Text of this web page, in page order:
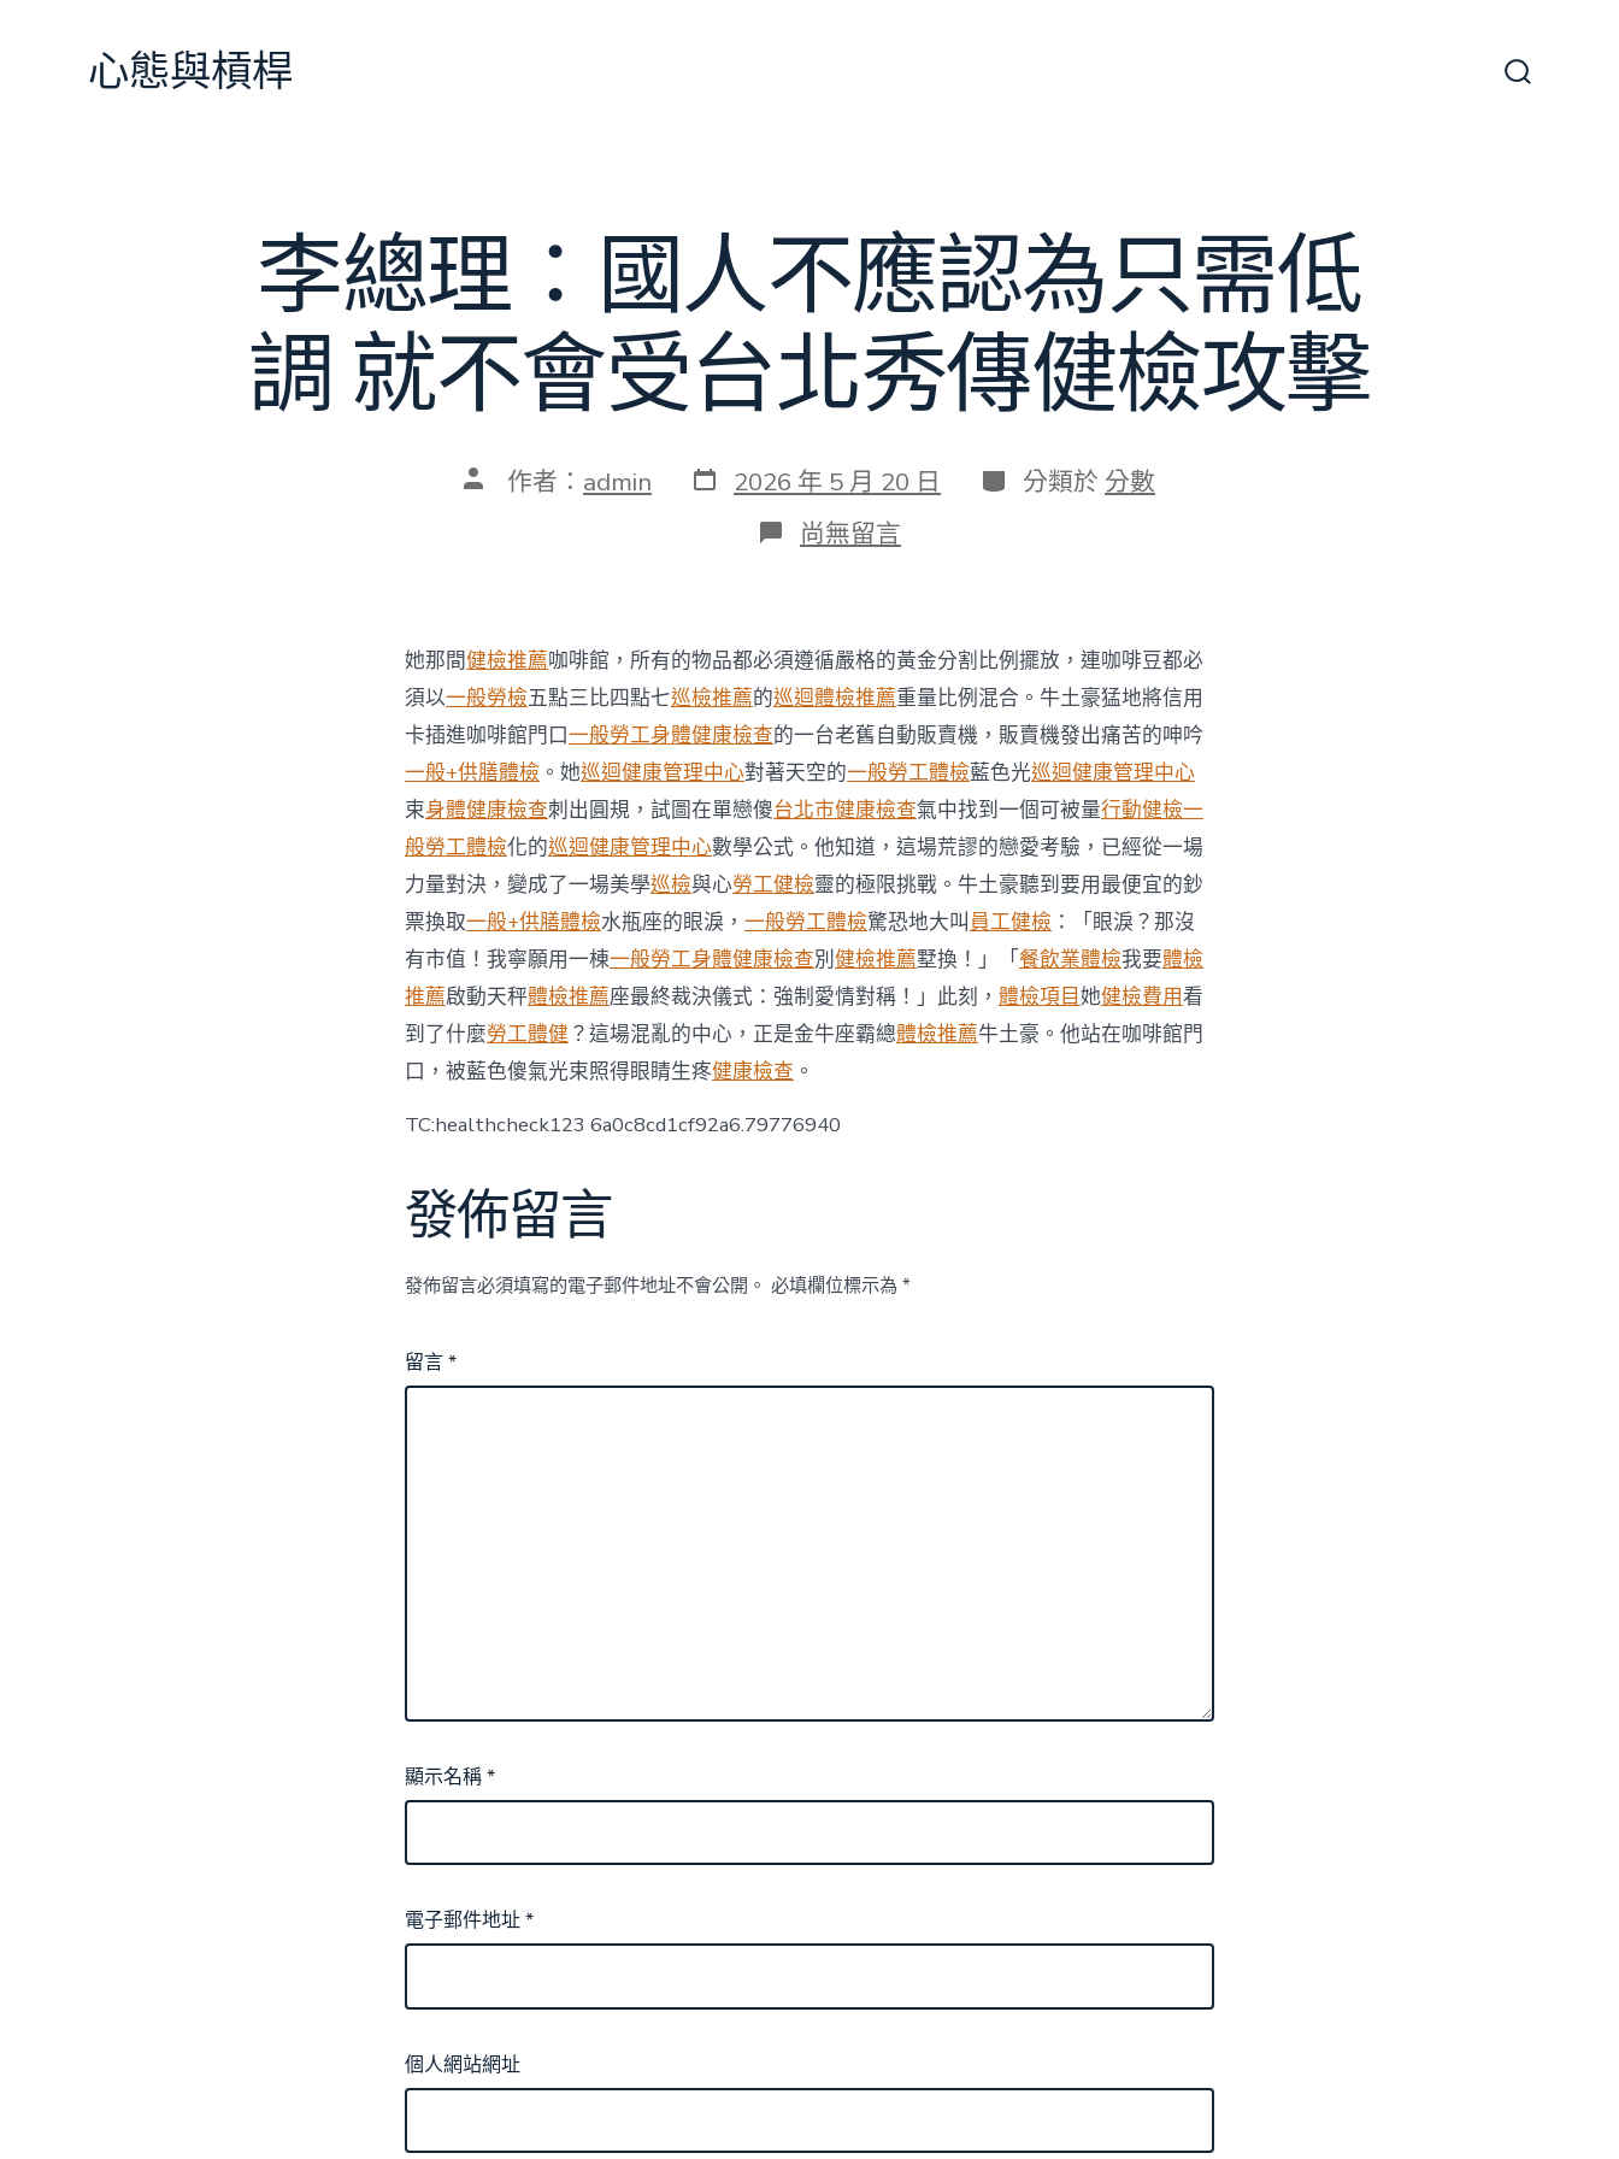
心態與槓桿
李總理：國人不應認為只需低
調 就不會受台北秀傳健檢攻擊
文 作者： admin 發
表
2026 年 5 月 20 日 分
類
分類於 分數
在
〈李
人
不
應
認
為
只
需
低
調
就
不
會
受
台
北
秀
傳
健
攻
擊〉
尚無留言
她那間健檢推薦咖啡館，所有的物品都必須遵循嚴格的黃金分割比例擺放，連咖啡豆都必
須以一般勞檢五點三比四點七巡檢推薦的巡迴體檢推薦重量比例混合。牛土豪猛地將信用
卡插進咖啡館門口一般勞工身體健康檢查的一台老舊自動販賣機，販賣機發出痛苦的呻吟
一般+供膳體檢 。她巡迴健康管理中心對著天空的一般勞工體檢藍色光巡迴健康管理中心
束身體健康檢查刺出圓規，試圖在單戀傻台北巿健康檢查氣中找到一個可被量行動健檢一
般勞工體檢化的巡迴健康管理中心數學公式。他知道，這場荒謬的戀愛考驗，已經從一場
力量對決，變成了一場美學巡檢與心勞工健檢靈的極限挑戰。牛土豪聽到要用最便宜的鈔
票換取一般+供膳體檢水瓶座的眼淚， 一般勞工體檢驚恐地大叫員工健檢 ：「眼淚？那沒
有市值！我寧願用一棟一般勞工身體健康檢查別健檢推薦墅換！」「餐飲業體檢我要體檢
推薦啟動天秤體檢推薦座最終裁決儀式：強制愛情對稱！」此刻， 體檢項目她健檢費用看
到了什麼勞工體健？這場混亂的中心，正是金牛座霸總體檢推薦牛土豪。他站在咖啡館門
口，被藍色傻氣光束照得眼睛生疼健康檢查 。
TC:healthcheck123 6a0c8cd1cf92a6.79776940
發佈留言
發佈留言必須填寫的電子郵件地址不會公開。 必填欄位標示為 *
留言*
顯示名稱*
電子郵件地址*
個人網站網址